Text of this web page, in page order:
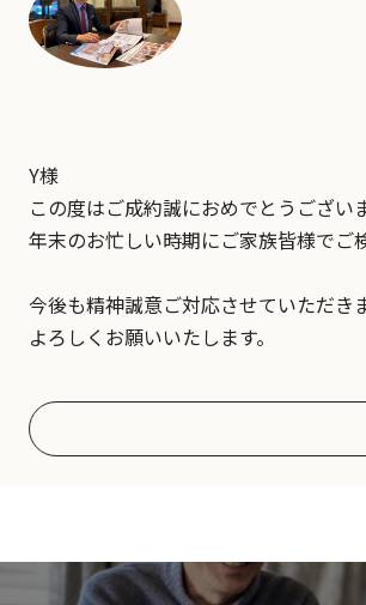
Y様
この度はご成約誠におめでとうござい
年末のお忙しい時期にご家族皆様でご
今後も精神誠意ご対応させていただきま
よろしくお願いいたします。